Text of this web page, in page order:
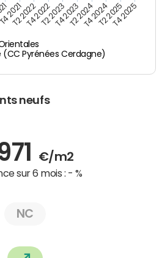
(CC Pyrénées Cerdagne)
2021
T2 2022T4 2022T2 2023T4 2023T2 2024T4 2024T2 2025T4 2025
neufs
€/m2
sur 6 mois : - %
NC